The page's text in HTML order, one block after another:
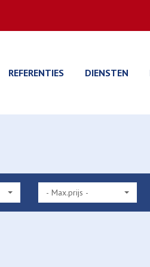
REFERENTIES DIENSTEN
- Max.prijs -